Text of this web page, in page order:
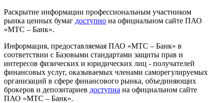
Раскрытие информации профессиональным участником
рынка ценных бумаг доступно на официальном сайте ПАО
«МТС – Банк».
Информация, предоставляемая ПАО «МТС – Банк» в
соответствии с Базовыми стандартами защиты прав и
интересов физических и юридических лиц - получателей
финансовых услуг, оказываемых членами саморегулируемых
организаций в сфере финансового рынка, объединяющих
брокеров и депозитариев доступна на официальном сайте
ПАО «МТС – Банк».